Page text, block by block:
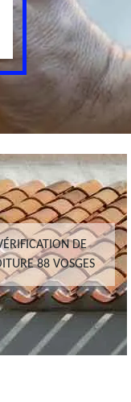
DE
88 VOSGES